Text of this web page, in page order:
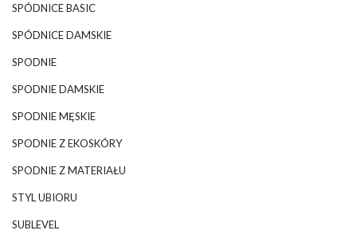
SPÓDNICE BASIC
SPÓDNICE DAMSKIE
SPODNIE
SPODNIE DAMSKIE
SPODNIE MĘSKIE
SPODNIE Z EKOSKÓRY
SPODNIE Z MATERIAŁU
STYL UBIORU
SUBLEVEL